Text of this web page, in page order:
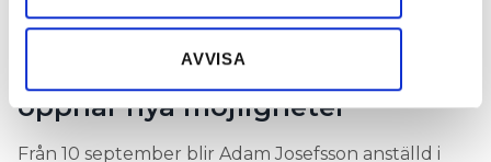
information som du har tillhandahållit eller som de har
samlat in när du har använt deras tjänster.
AVVISA
VINDSPAPPEN SATT EN DOSA UTAN LOCK”
Delägarskap i Kihlstadius El
öppnar nya möjligheter
Från 10 september blir Adam Josefsson anställd i